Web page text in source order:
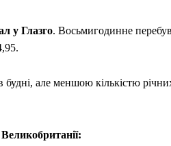
у Глазго. Восьмигодинне
але меншою кількістю